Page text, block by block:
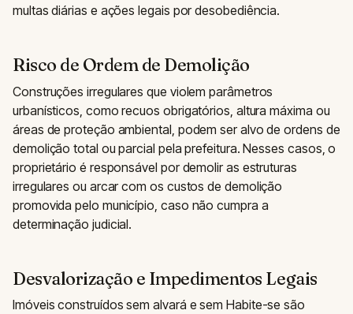
multas diárias e ações legais por desobediência.
Risco de Ordem de Demolição
Construções irregulares que violem parâmetros
urbanísticos, como recuos obrigatórios, altura máxima ou
áreas de proteção ambiental, podem ser alvo de ordens de
demolição total ou parcial pela prefeitura. Nesses casos, o
proprietário é responsável por demolir as estruturas
irregulares ou arcar com os custos de demolição
promovida pelo município, caso não cumpra a
determinação judicial.
Desvalorização e Impedimentos Legais
Imóveis construídos sem alvará e sem Habite-se são